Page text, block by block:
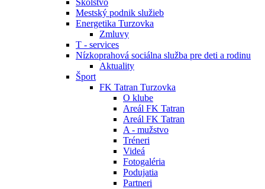
Školstvo
Mestský podnik služieb
Energetika Turzovka
Zmluvy
T - services
Nízkoprahová sociálna služba pre deti a rodinu
Aktuality
Šport
FK Tatran Turzovka
O klube
Areál FK Tatran
Areál FK Tatran
A - mužstvo
Tréneri
Videá
Fotogaléria
Podujatia
Partneri